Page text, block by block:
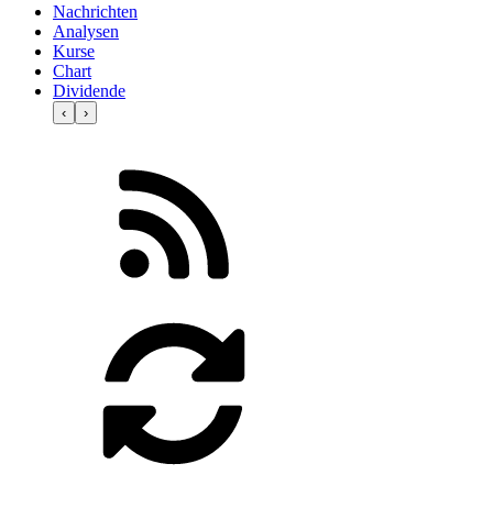
Nachrichten
Analysen
Kurse
Chart
Dividende
‹ ›